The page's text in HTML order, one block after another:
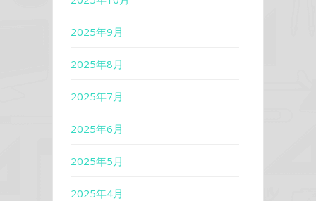
2025年9月
2025年8月
2025年7月
2025年6月
2025年5月
2025年4月